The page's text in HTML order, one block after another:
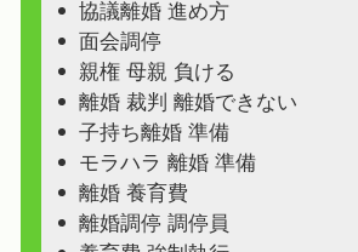
協議離婚 進め方
面会調停
親権 母親 負ける
離婚 裁判 離婚できない
子持ち離婚 準備
モラハラ 離婚 準備
離婚 養育費
離婚調停 調停員